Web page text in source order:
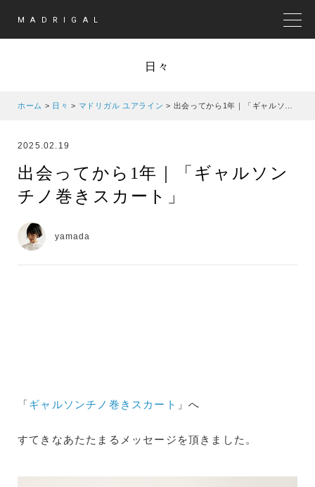
MADRIGAL
日々
ホーム > 日々 > マドリガル ユアライン > 出会ってから1年｜「ギャルソンチノ巻きスカート」
2025.02.19
出会ってから1年｜「ギャルソン
チノ巻きスカート」
yamada
「ギャルソンチノ巻きスカート 」へ
すてきなあたたまるメッセージを頂きました。